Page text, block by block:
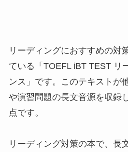
リーディングにおすすめの対
ている「TOEFL iBT TEST リ
ンス」です。このテキストが
や演習問題の長文音源を収録
点です。
リーディング対策の本で、長